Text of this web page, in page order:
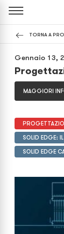
TORNA A
Gennaio 13,
MAGGIORI
SOLID EDGE:
SOLID EDGE